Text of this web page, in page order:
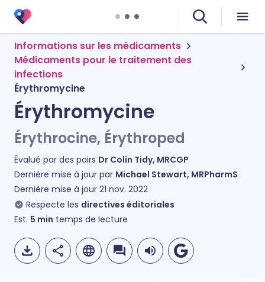
Informations sur les médicaments
Médicaments pour le traitement des
infections
Érythromycine
Érythromycine
Érythrocine, Érythroped
Évalué par des pairs Dr Colin Tidy, MRCGP
Dernière mise à jour par Michael Stewart, MRPharmS
Dernière mise à jour 21 nov. 2022
Respecte les directives éditoriales
Est. 5 min temps de lecture